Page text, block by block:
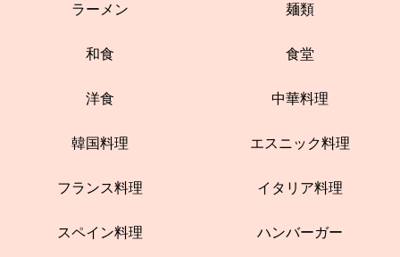
ラーメン 麺類
和食 食堂
洋食 中華料理
韓国料理 エスニック料理
フランス料理 イタリア料理
スペイン料理 ハンバーガー